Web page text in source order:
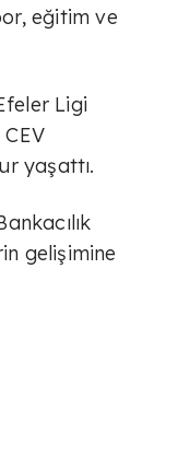
eğitim ve
Ligi
yaşattı.
gelişimine